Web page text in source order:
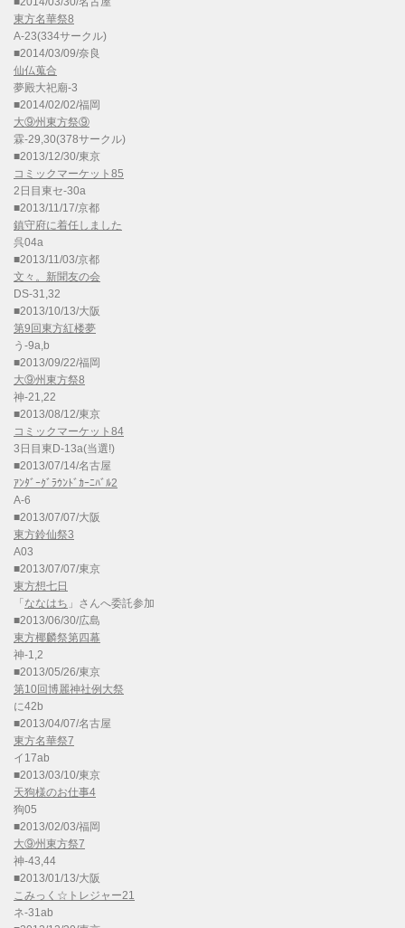
東方名華祭8
A-23(334サークル)
■2014/03/09/奈良
仙仏蒐合
夢殿大祀廟-3
■2014/02/02/福岡
大⑨州東方祭⑨
霖-29,30(378サークル)
■2013/12/30/東京
コミックマーケット85
2日目東セ-30a
■2013/11/17/京都
鎮守府に着任しました
呉04a
■2013/11/03/京都
文々。新聞友の会
DS-31,32
■2013/10/13/大阪
第9回東方紅楼夢
う-9a,b
■2013/09/22/福岡
大⑨州東方祭8
神-21,22
■2013/08/12/東京
コミックマーケット84
3日目東D-13a(当選!)
■2013/07/14/名古屋
ｱﾝﾀﾞｰｸﾞﾗｳﾝﾄﾞｶｰﾆﾊﾞﾙ2
A-6
■2013/07/07/大阪
東方鈴仙祭3
A03
■2013/07/07/東京
東方想七日
「 ななはち 」さんへ委託参加
■2013/06/30/広島
東方椰麟祭第四幕
神-1,2
■2013/05/26/東京
第10回博麗神社例大祭
に42b
■2013/04/07/名古屋
東方名華祭7
イ17ab
■2013/03/10/東京
天狗様のお仕事4
狗05
■2013/02/03/福岡
大⑨州東方祭7
神-43,44
■2013/01/13/大阪
こみっく☆トレジャー21
ネ-31ab